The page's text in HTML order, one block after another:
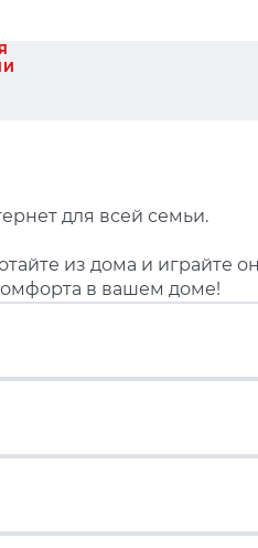
для всей семьи.
из дома и играйте
в вашем доме!